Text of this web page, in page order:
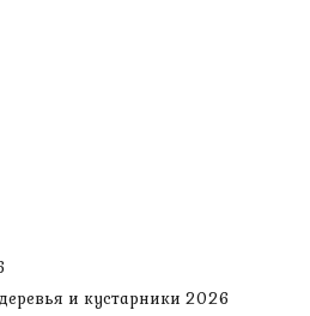
и кустарники 2026